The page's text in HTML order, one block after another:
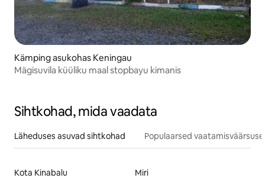
Kämping asukohas Keningau
Mägisuvila küüliku maal stopbayu kimanis
Sihtkohad, mida vaadata
Läheduses asuvad sihtkohad Populaarsed
Kota Kinabalu
Miri